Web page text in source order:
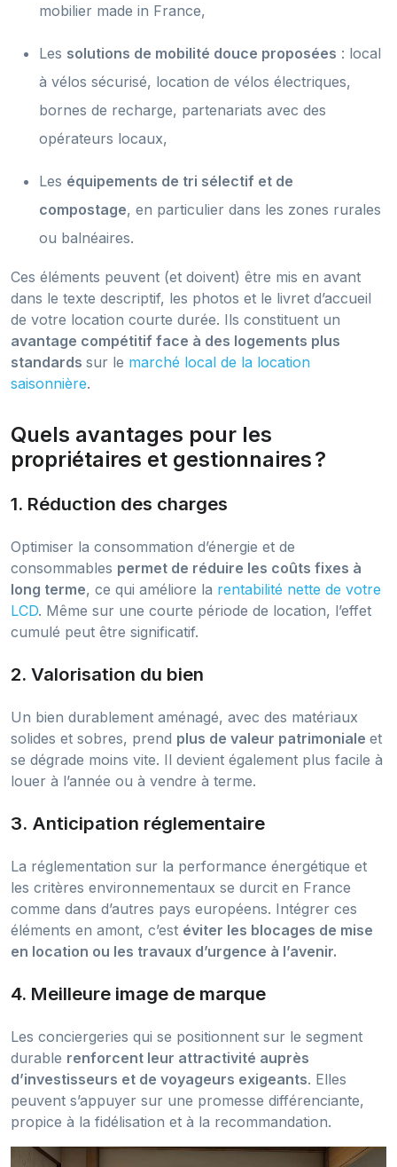
mobilier made in France,
Les solutions de mobilité douce proposées : local
à vélos sécurisé, location de vélos électriques,
bornes de recharge, partenariats avec des
opérateurs locaux,
Les équipements de tri sélectif et de
compostage, en particulier dans les zones rurales
ou balnéaires.
Ces éléments peuvent (et doivent) être mis en avant
dans le texte descriptif, les photos et le livret d’accueil
de votre location courte durée. Ils constituent un
avantage compétitif face à des logements plus
standards sur le marché local de la location
saisonnière.
Quels avantages pour les
propriétaires et gestionnaires ?
1. Réduction des charges
Optimiser la consommation d’énergie et de
consommables permet de réduire les coûts fixes à
long terme, ce qui améliore la rentabilité nette de votre
LCD. Même sur une courte période de location, l’effet
cumulé peut être significatif.
2. Valorisation du bien
Un bien durablement aménagé, avec des matériaux
solides et sobres, prend plus de valeur patrimoniale et
se dégrade moins vite. Il devient également plus facile à
louer à l’année ou à vendre à terme.
3. Anticipation réglementaire
La réglementation sur la performance énergétique et
les critères environnementaux se durcit en France
comme dans d’autres pays européens. Intégrer ces
éléments en amont, c’est éviter les blocages de mise
en location ou les travaux d’urgence à l’avenir.
4. Meilleure image de marque
Les conciergeries qui se positionnent sur le segment
durable renforcent leur attractivité auprès
d’investisseurs et de voyageurs exigeants. Elles
peuvent s’appuyer sur une promesse différenciante,
propice à la fidélisation et à la recommandation.